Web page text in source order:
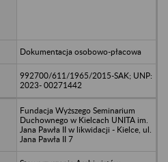
Dokumentacja osobowo-płacowa
992700/611/1965/2015-SAK; UNP:
2023- 00271442
Fundacja Wyższego Seminarium
Duchownego w Kielcach UNITA im.
Jana Pawła II w likwidacji - Kielce, ul.
Jana Pawła II 7